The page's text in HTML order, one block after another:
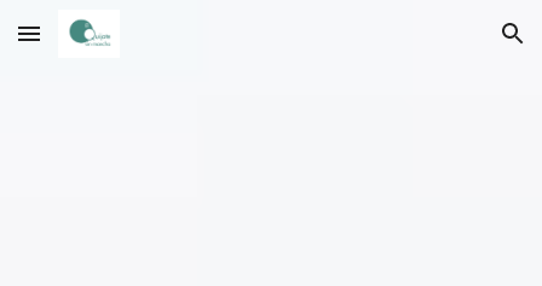
Skip to main content Skip to navigation